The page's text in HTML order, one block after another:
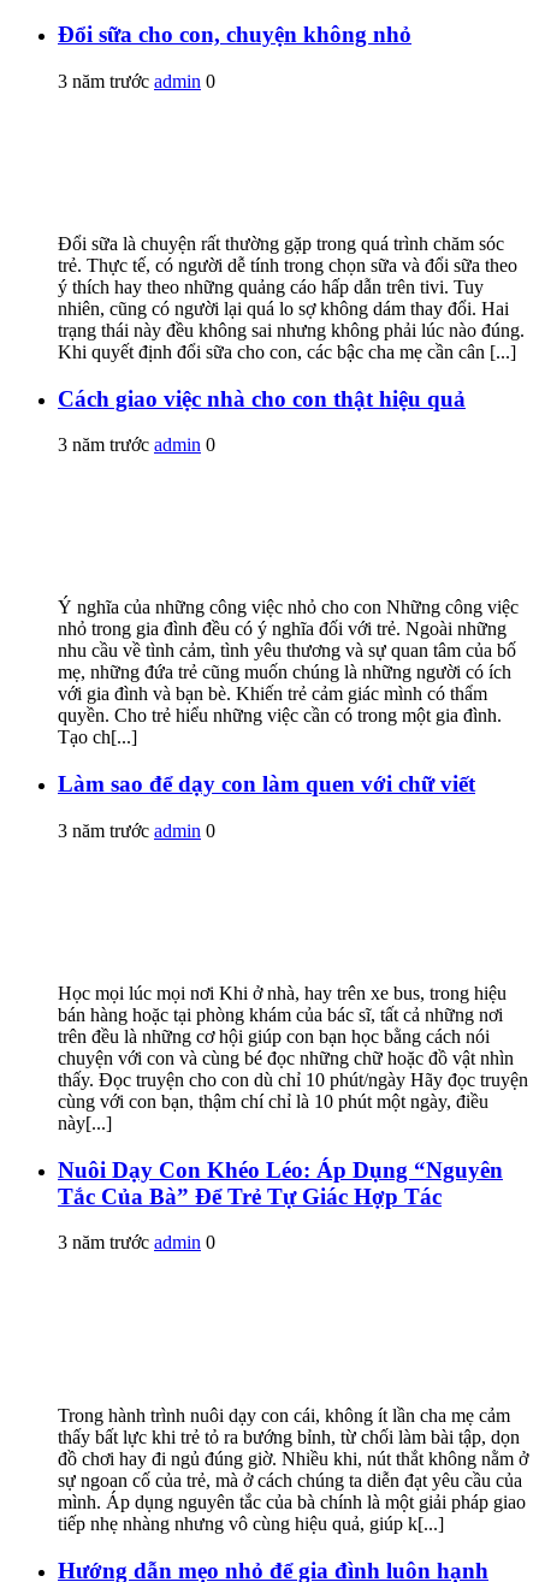
Đổi sữa cho con, chuyện không nhỏ
3 năm trước admin 0
Ðổi sữa là chuyện rất thường gặp trong quá trình chăm sóc
trẻ. Thực tế, có người dễ tính trong chọn sữa và đổi sữa theo
ý thích hay theo những quảng cáo hấp dẫn trên tivi. Tuy
nhiên, cũng có người lại quá lo sợ không dám thay đổi. Hai
trạng thái này đều không sai nhưng không phải lúc nào đúng.
Khi quyết định đổi sữa cho con, các bậc cha mẹ cần cân [...]
Cách giao việc nhà cho con thật hiệu quả
3 năm trước admin 0
Ý nghĩa của những công việc nhỏ cho con Những công việc
nhỏ trong gia đình đều có ý nghĩa đối với trẻ. Ngoài những
nhu cầu về tình cảm, tình yêu thương và sự quan tâm của bố
mẹ, những đứa trẻ cũng muốn chúng là những người có ích
với gia đình và bạn bè. Khiến trẻ cảm giác mình có thẩm
quyền. Cho trẻ hiểu những việc cần có trong một gia đình.
Tạo ch[...]
Làm sao để dạy con làm quen với chữ viết
3 năm trước admin 0
Học mọi lúc mọi nơi Khi ở nhà, hay trên xe bus, trong hiệu
bán hàng hoặc tại phòng khám của bác sĩ, tất cả những nơi
trên đều là những cơ hội giúp con bạn học bằng cách nói
chuyện với con và cùng bé đọc những chữ hoặc đồ vật nhìn
thấy. Đọc truyện cho con dù chỉ 10 phút/ngày Hãy đọc truyện
cùng với con bạn, thậm chí chỉ là 10 phút một ngày, điều
này[...]
Nuôi Dạy Con Khéo Léo: Áp Dụng “Nguyên
Tắc Của Bà” Để Trẻ Tự Giác Hợp Tác
3 năm trước admin 0
Trong hành trình nuôi dạy con cái, không ít lần cha mẹ cảm
thấy bất lực khi trẻ tỏ ra bướng bỉnh, từ chối làm bài tập, dọn
đồ chơi hay đi ngủ đúng giờ. Nhiều khi, nút thắt không nằm ở
sự ngoan cố của trẻ, mà ở cách chúng ta diễn đạt yêu cầu của
mình. Áp dụng nguyên tắc của bà chính là một giải pháp giao
tiếp nhẹ nhàng nhưng vô cùng hiệu quả, giúp k[...]
Hướng dẫn mẹo nhỏ để gia đình luôn hạnh